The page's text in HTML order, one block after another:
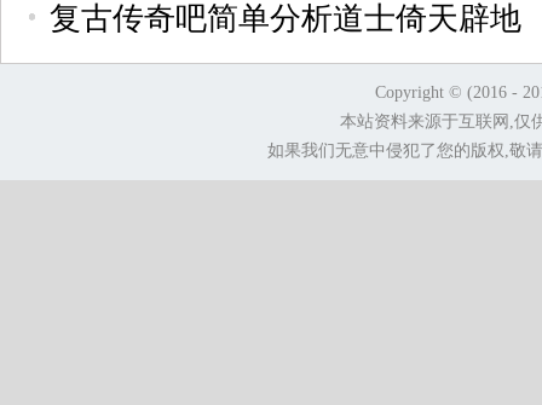
复古传奇吧简单分析道士倚天辟地
Copyright © (2016 -
本站资料来源于互联网,仅
如果我们无意中侵犯了您的版权,敬